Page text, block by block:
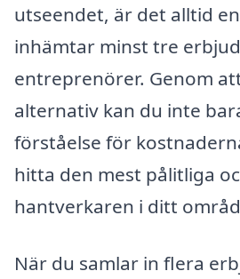
utseendet, är det alltid
inhämtar minst tre
entreprenörer. Genom
alternativ kan du inte
förståelse för
hitta den mest pålitliga
hantverkaren i ditt
När du samlar in flera